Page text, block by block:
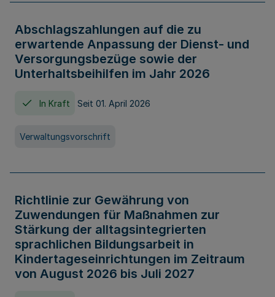
Abschlagszahlungen auf die zu
erwartende Anpassung der Dienst- und
Versorgungsbezüge sowie der
Unterhaltsbeihilfen im Jahr 2026
In Kraft Seit 01. April 2026
Verwaltungsvorschrift
Richtlinie zur Gewährung von
Zuwendungen für Maßnahmen zur
Stärkung der alltagsintegrierten
sprachlichen Bildungsarbeit in
Kindertageseinrichtungen im Zeitraum
von August 2026 bis Juli 2027